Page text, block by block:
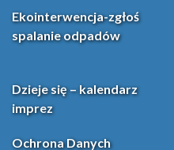
Ekointerwencja-zgłoś
spalanie odpadów
Dzieje się – kalendarz
imprez
Ochrona Danych